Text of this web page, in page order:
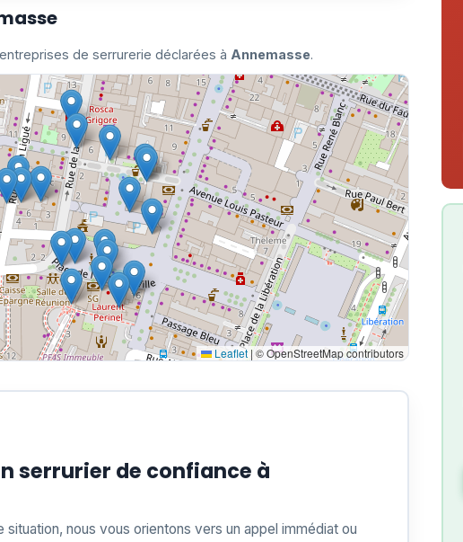
de serrurerie déclarées à Annemasse.
Leaflet|© OpenStreetMap contributors
serrurier de confiance à
nous vous orientons vers un appel immédiat ou